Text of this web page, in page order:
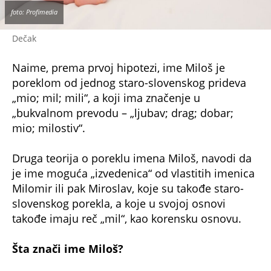
Dečak
foto: Profimedia
Naime, prema prvoj hipotezi, ime Miloš je
poreklom od jednog staro-slovenskog prideva
„mio; mil; mili“, a koji ima značenje u
„bukvalnom prevodu – „ljubav; drag; dobar;
mio; milostiv“.
Druga teorija o poreklu imena Miloš, navodi da
je ime moguća „izvedenica“ od vlastitih imenica
Milomir ili pak Miroslav, koje su takođe staro-
slovenskog porekla, a koje u svojoj osnovi
takođe imaju reč „mil“, kao korensku osnovu.
Šta znači ime Miloš?